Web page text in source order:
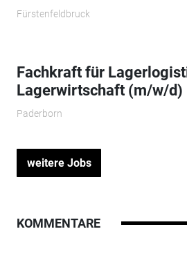
Fürstenfeldbruck
Fachkraft für
Lagerwirtschaft (m/w/d)
Paderborn
weitere Jobs
KOMMENTARE